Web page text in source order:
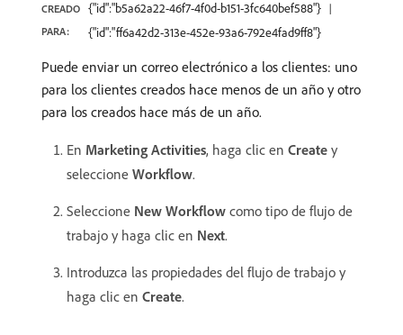
CREADO
PARA:
{"id":"b5a62a22-46f7-4f0d-b151-3fc640bef588"}
{"id":"ff6a42d2-313e-452e-93a6-792e4fad9ff8"}
Puede enviar un correo electrónico a los clientes: uno
para los clientes creados hace menos de un año y otro
para los creados hace más de un año.
En Marketing Activities, haga clic en Create y
seleccione Workflow.
Seleccione New Workflow como tipo de flujo de
trabajo y haga clic en Next.
Introduzca las propiedades del flujo de trabajo y
haga clic en Create.